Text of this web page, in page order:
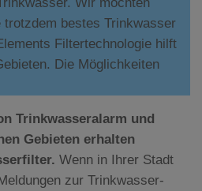
bestes Trinkwasser
Filtertechnologie hilft
Die Möglichkeiten
Trinkwasseralarm und
Gebieten erhalten
Wenn in Ihrer Stadt
zur Trinkwasser-